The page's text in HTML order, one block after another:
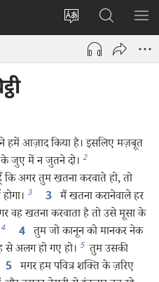
वेबसाइट
भाषा
लॉग-
इन
(opens
JW.ORG
खोजें
मैन्यू
हमें आज़ाद किया है। इसलिए मज़बूत
जुए में न जुतने दो। 2
अगर तुम खतना करवाते हो, तो
3 3 मैं खतना करानेवाले हर
वह खतना करवाता है तो उसे मूसा के
4 4 तुम जो कानून को मानकर नेक
से अलग हो गए हो। 5 तुम उसकी
5 मगर हम पवित्र शक्‍ति के ज़रिए